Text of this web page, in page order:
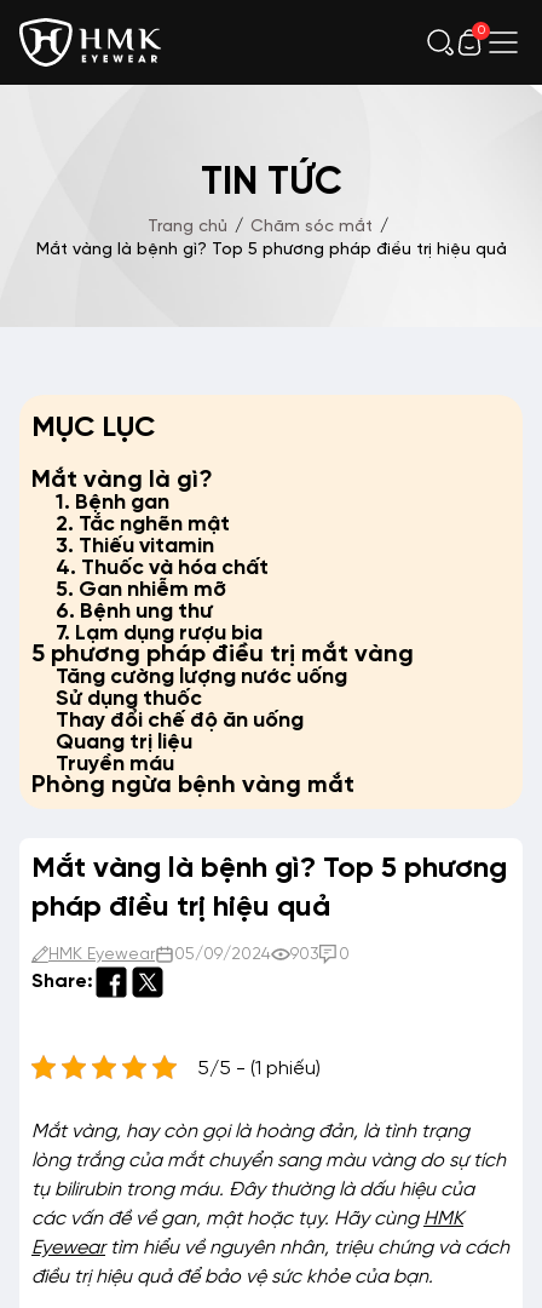
0
TIN TỨC
Trang chủ / Chăm sóc mắt /
Mắt vàng là bệnh gì? Top 5 phương pháp điều trị hiệu quả
Mắt vàng là bệnh gì? Top 5 phương
pháp điều trị hiệu quả
HMK Eyewear 05/09/2024 903 0
Share:
5/5 - (1 phiếu)
Mắt vàng, hay còn gọi là hoàng đản, là tình trạng
lòng trắng của mắt chuyển sang màu vàng do sự tích
tụ bilirubin trong máu. Đây thường là dấu hiệu của
các vấn đề về gan, mật hoặc tụy. Hãy cùng HMK
Eyeweartìm hiểu về nguyên nhân, triệu chứng và cách
điều trị hiệu quả để bảo vệ sức khỏe của bạn.
MỤC LỤC
Mắt vàng là gì?
1. Bệnh gan
2. Tắc nghẽn mật
3. Thiếu vitamin
4. Thuốc và hóa chất
5. Gan nhiễm mỡ
6. Bệnh ung thư
7. Lạm dụng rượu bia
5 phương pháp điều trị mắt vàng
Tăng cường lượng nước uống
Sử dụng thuốc
Thay đổi chế độ ăn uống
Quang trị liệu
Truyền máu
Phòng ngừa bệnh vàng mắt